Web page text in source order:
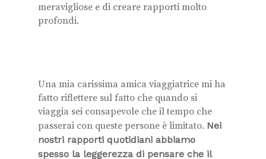
meravigliose e di creare rapporti molto
profondi.
Una mia carissima amica viaggiatrice mi ha
fatto riflettere sul fatto che quando si
viaggia sei consapevole che il tempo che
passerai con queste persone è limitato. Nei
nostri rapporti quotidiani abbiamo
spesso la leggerezza di pensare che il